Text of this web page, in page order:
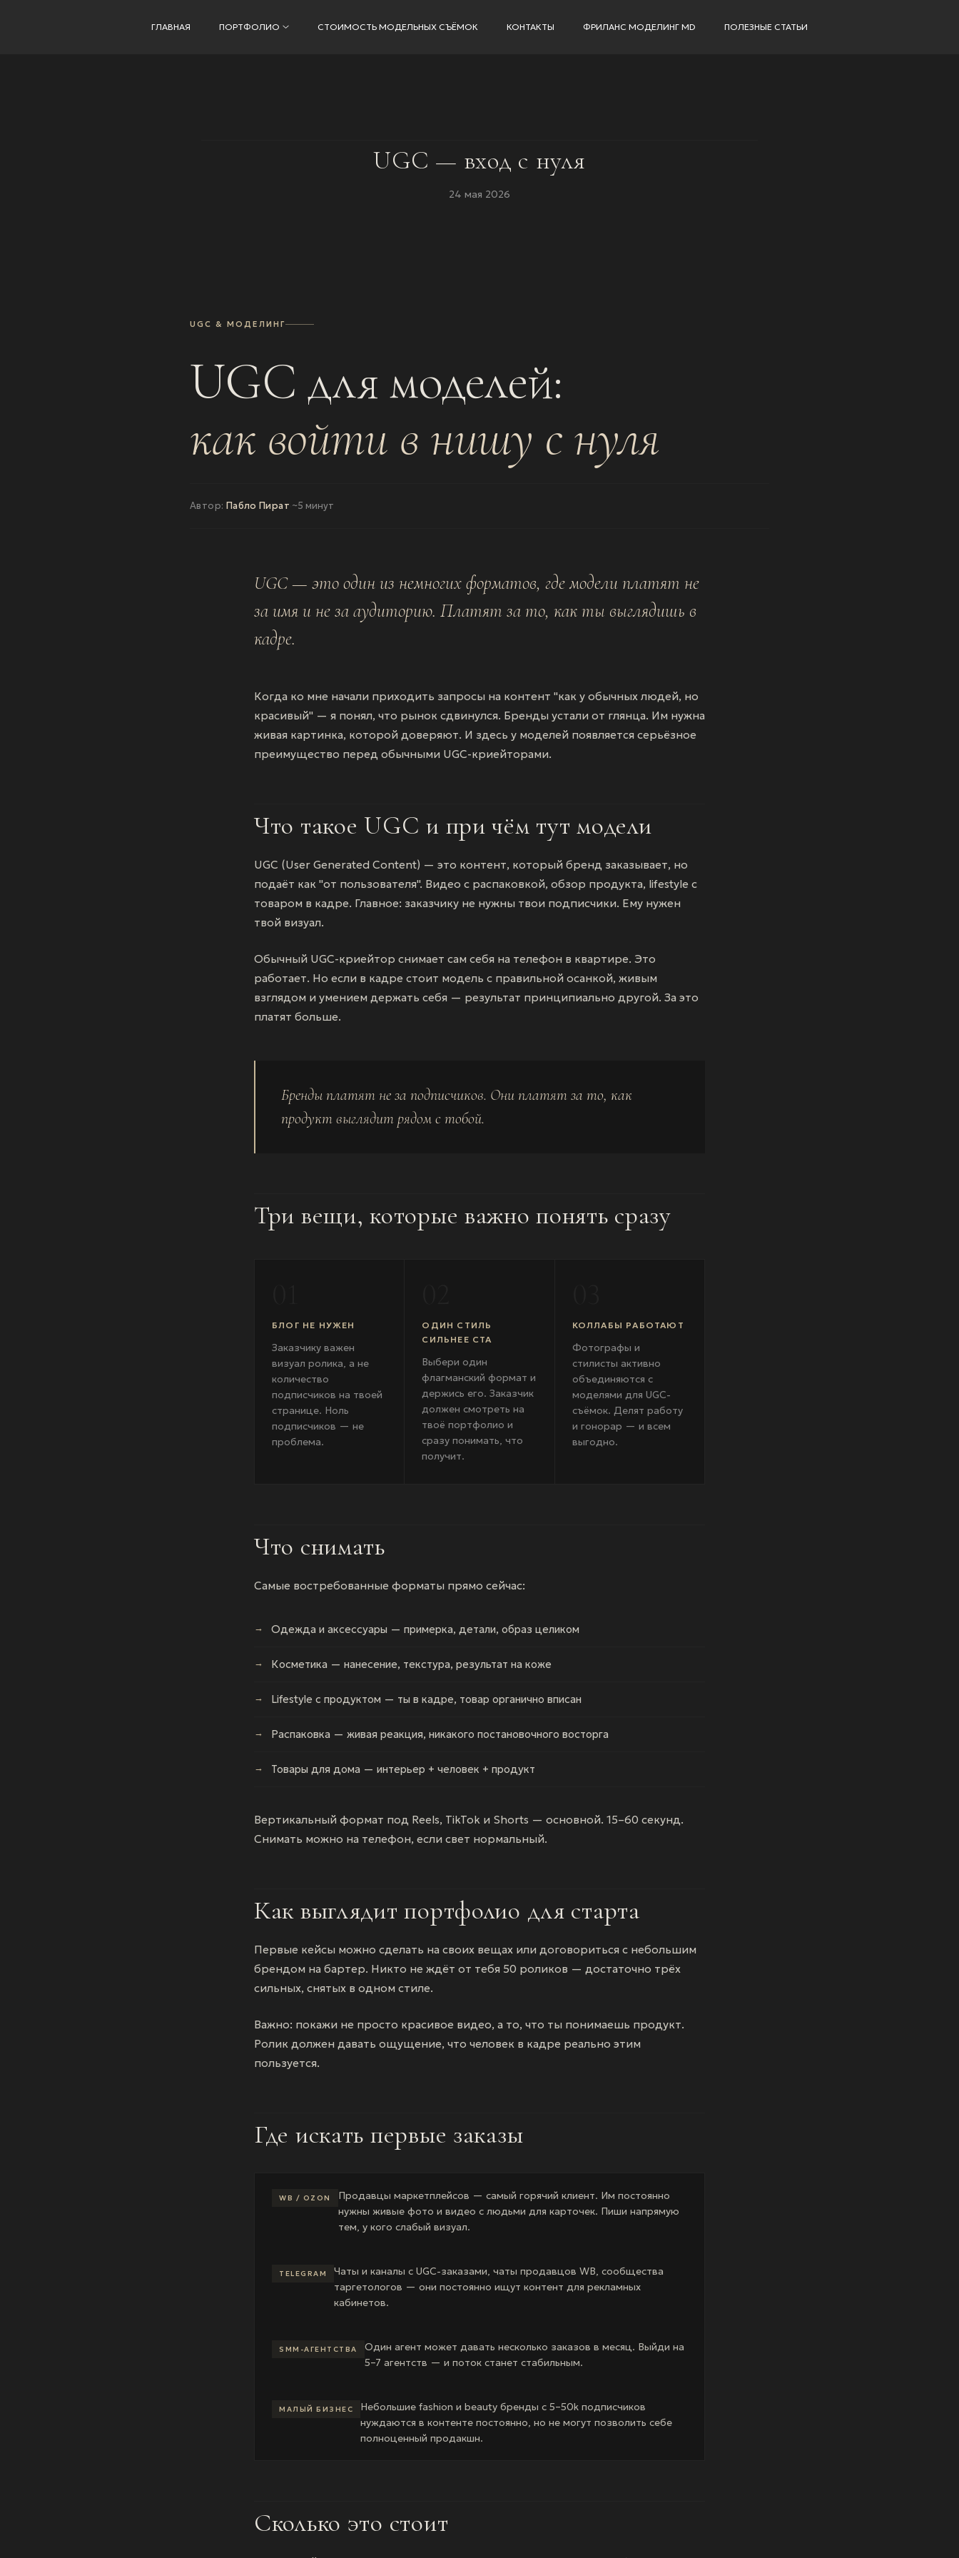
ГЛАВНАЯ ПОРТФОЛИО СТОИМОСТЬ МОДЕЛЬНЫХ СЪЁМОК КОНТАКТЫ ФРИЛАНС МОДЕЛИНГ MD ПОЛЕЗНЫЕ СТАТЬИ
UGC — вход с нуля
24 мая 2026
UGC & МОДЕЛИНГ
UGC для моделей:
как войти в нишу с нуля
Автор: Пабло Пират ~5 минут
UGC — это один из немногих форматов, где модели платят не
за имя и не за аудиторию. Платят за то, как ты выглядишь в
кадре.
Когда ко мне начали приходить запросы на контент "как у обычных людей, но
красивый" — я понял, что рынок сдвинулся. Бренды устали от глянца. Им нужна
живая картинка, которой доверяют. И здесь у моделей появляется серьёзное
преимущество перед обычными UGC-криейторами.
Что такое UGC и при чём тут модели
UGC (User Generated Content) — это контент, который бренд заказывает, но
подаёт как "от пользователя". Видео с распаковкой, обзор продукта, lifestyle с
товаром в кадре. Главное: заказчику не нужны твои подписчики. Ему нужен
твой визуал.
Обычный UGC-криейтор снимает сам себя на телефон в квартире. Это
работает. Но если в кадре стоит модель с правильной осанкой, живым
взглядом и умением держать себя — результат принципиально другой. За это
платят больше.
Бренды платят не за подписчиков. Они платят за то, как
продукт выглядит рядом с тобой.
Три вещи, которые важно понять сразу
БЛОГ НЕ НУЖЕН
Заказчику важен
визуал ролика, а не
количество
подписчиков на твоей
странице. Ноль
подписчиков — не
проблема.
ОДИН СТИЛЬ
СИЛЬНЕЕ СТА
Выбери один
флагманский формат и
держись его. Заказчик
должен смотреть на
твоё портфолио и
сразу понимать, что
получит.
КОЛЛАБЫ РАБОТАЮТ
Фотографы и
стилисты активно
объединяются с
моделями для UGC-
съёмок. Делят работу
и гонорар — и всем
выгодно.
Что снимать
Самые востребованные форматы прямо сейчас:
Одежда и аксессуары — примерка, детали, образ целиком
Косметика — нанесение, текстура, результат на коже
Lifestyle с продуктом — ты в кадре, товар органично вписан
Распаковка — живая реакция, никакого постановочного восторга
Товары для дома — интерьер + человек + продукт
Вертикальный формат под Reels, TikTok и Shorts — основной. 15–60 секунд.
Снимать можно на телефон, если свет нормальный.
Как выглядит портфолио для старта
Первые кейсы можно сделать на своих вещах или договориться с небольшим
брендом на бартер. Никто не ждёт от тебя 50 роликов — достаточно трёх
сильных, снятых в одном стиле.
Важно: покажи не просто красивое видео, а то, что ты понимаешь продукт.
Ролик должен давать ощущение, что человек в кадре реально этим
пользуется.
Где искать первые заказы
WB / OZON
Продавцы маркетплейсов — самый горячий клиент. Им постоянно
нужны живые фото и видео с людьми для карточек. Пиши напрямую
тем, у кого слабый визуал.
TELEGRAM
Чаты и каналы с UGC-заказами, чаты продавцов WB, сообщества
таргетологов — они постоянно ищут контент для рекламных
кабинетов.
SMM-АГЕНТСТВА
Один агент может давать несколько заказов в месяц. Выйди на
5–7 агентств — и поток станет стабильным.
МАЛЫЙ БИЗНЕС
Небольшие fashion и beauty бренды с 5–50k подписчиков
нуждаются в контенте постоянно, но не могут позволить себе
полноценный продакшн.
Сколько это стоит